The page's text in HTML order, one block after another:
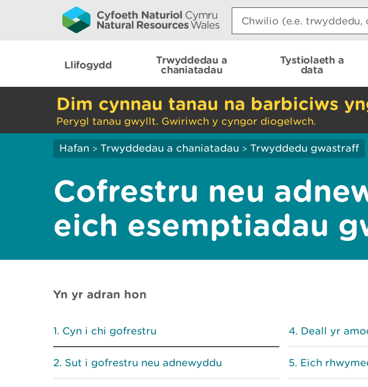
Search:
Llifogydd
Trwyddedau a
chaniatadau
Tystiolaeth a
data
Dim cynnau tanau na barbiciws
Perygl tanau gwyllt. Gwiriwch y cyngor diogelwch.
Hafan > Trwyddedau a chaniatadau > Trwyddedu gwastraff
Cofrestru neu
eich esemptiadau
Yn yr adran hon
Cyn i chi gofrestru
Sut i gofrestru neu adnewyddu
Deall yr
Eich